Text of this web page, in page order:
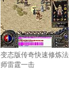
变态版传奇快速修炼法
师雷霆一击